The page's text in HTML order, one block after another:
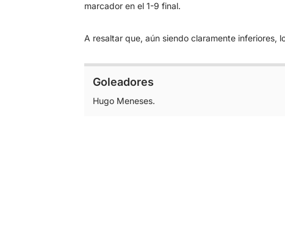
marcador en el 1-9 final.
A resaltar que, aún siendo claramente inferiores,
Goleadores
Hugo Meneses.